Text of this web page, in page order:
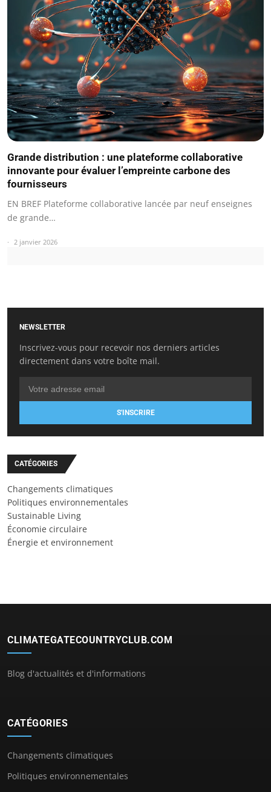
Grande distribution : une plateforme collaborative
innovante pour évaluer l’empreinte carbone des
fournisseurs
EN BREF Plateforme collaborative lancée par neuf enseignes
de grande…
2 janvier 2026
NEWSLETTER
Inscrivez-vous pour recevoir nos derniers articles
directement dans votre boîte mail.
S'INSCRIRE
CATÉGORIES
Changements climatiques
Politiques environnementales
Sustainable Living
Économie circulaire
Énergie et environnement
CLIMATEGATECOUNTRYCLUB.COM
Blog d'actualités et d'informations
CATÉGORIES
Changements climatiques
Politiques environnementales